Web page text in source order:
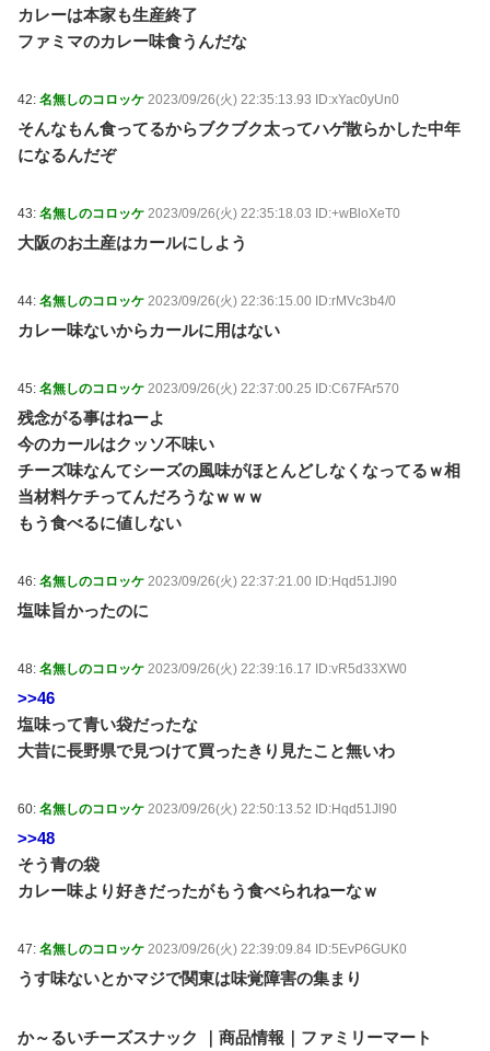
カレーは本家も生産終了
ファミマのカレー味食うんだな
42: 名無しのコロッケ 2023/09/26(火) 22:35:13.93 ID:xYac0yUn0
そんなもん食ってるからブクブク太ってハゲ散らかした中年
になるんだぞ
43: 名無しのコロッケ 2023/09/26(火) 22:35:18.03 ID:+wBloXeT0
大阪のお土産はカールにしよう
44: 名無しのコロッケ 2023/09/26(火) 22:36:15.00 ID:rMVc3b4/0
カレー味ないからカールに用はない
45: 名無しのコロッケ 2023/09/26(火) 22:37:00.25 ID:C67FAr570
残念がる事はねーよ
今のカールはクッソ不味い
チーズ味なんてシーズの風味がほとんどしなくなってるｗ相
当材料ケチってんだろうなｗｗｗ
もう食べるに値しない
46: 名無しのコロッケ 2023/09/26(火) 22:37:21.00 ID:Hqd51Jl90
塩味旨かったのに
48: 名無しのコロッケ 2023/09/26(火) 22:39:16.17 ID:vR5d33XW0
>>46
塩味って青い袋だったな
大昔に長野県で見つけて買ったきり見たこと無いわ
60: 名無しのコロッケ 2023/09/26(火) 22:50:13.52 ID:Hqd51Jl90
>>48
そう青の袋
カレー味より好きだったがもう食べられねーなｗ
47: 名無しのコロッケ 2023/09/26(火) 22:39:09.84 ID:5EvP6GUK0
うす味ないとかマジで関東は味覚障害の集まり
か～るいチーズスナック ｜商品情報｜ファミリーマート